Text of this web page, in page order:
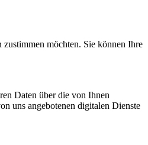
möchten. Sie können Ihre
Daten über die von Ihnen
uns angebotenen digitalen Dienste